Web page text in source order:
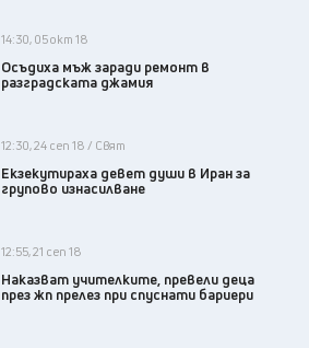
14:30, 05 окт 18
Осъдиха мъж заради ремонт в
разградската джамия
12:30, 24 сеп 18 / Свят
Екзекутираха девет души в Иран за
групово изнасилване
12:55, 21 сеп 18
Наказват учителките, превели деца
през жп прелез при спуснати бариери